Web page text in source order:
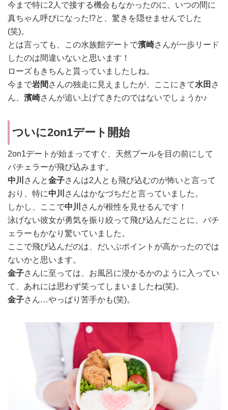
今まで特に2人で接する機会もなかったのに、いつの間に
真ちゃん呼びになった!?と、驚きを隠せませんでした
(笑)。
とは言っても、この水族館デートで濱崎さんが一歩リード
したのは間違いないと思います！
ローズもきちんと貰っていましたしね。
今まで岩間 さんの独走に見えましたが、ここにきて水田 さ
ん、 濱崎さんが追い上げてきたのではないでしょうか♪
ついに2on1デート開始
2on1デートが始まってすぐ、天然プールを目の前にして
バチェラーが飛び込みます。
中川 さんと金子さんは2人とも飛び込むのが怖いと言って
おり、特に中川 さんはかなづちだと言っていました。
しかし、ここで中川 さんが根性を見せるんです！
泳げない彼女が勇気を振り絞って飛び込んだことに、バチ
ェラーもかなり驚いていました。
ここで飛び込んだのは、だいぶポイントが高かったのでは
ないかと思います。
金子さんに至っては、お風呂に浸かるかのように入ってい
て、あれには思わず笑ってしまいましたね(笑)。
金子さん…やっぱり苦手かも(笑)。